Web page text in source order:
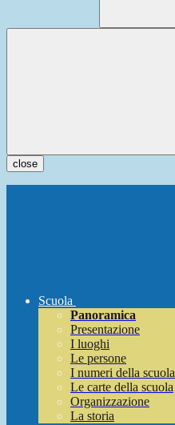
close
Scuola
Panoramica
Presentazione
I luoghi
Le persone
I numeri della scuola
Le carte della scuola
Organizzazione
La storia